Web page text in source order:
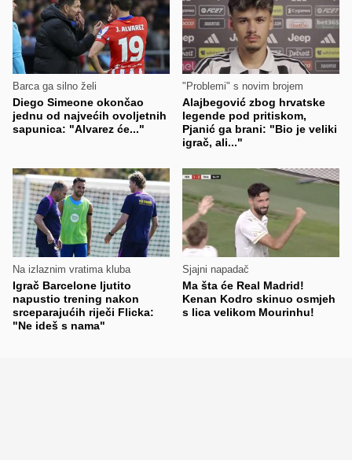
Barca ga silno želi
Diego Simeone okončao
jednu od najvećih ovoljetnih
sapunica: "Alvarez će..."
"Problemi" s novim brojem
Alajbegović zbog hrvatske
legende pod pritiskom,
Pjanić ga brani: "Bio je veliki
igrač, ali..."
Na izlaznim vratima kluba
Igrač Barcelone ljutito
napustio trening nakon
srceparajućih riječi Flicka:
"Ne ideš s nama"
Sjajni napadač
Ma šta će Real Madrid!
Kenan Kodro skinuo osmjeh
s lica velikom Mourinhu!